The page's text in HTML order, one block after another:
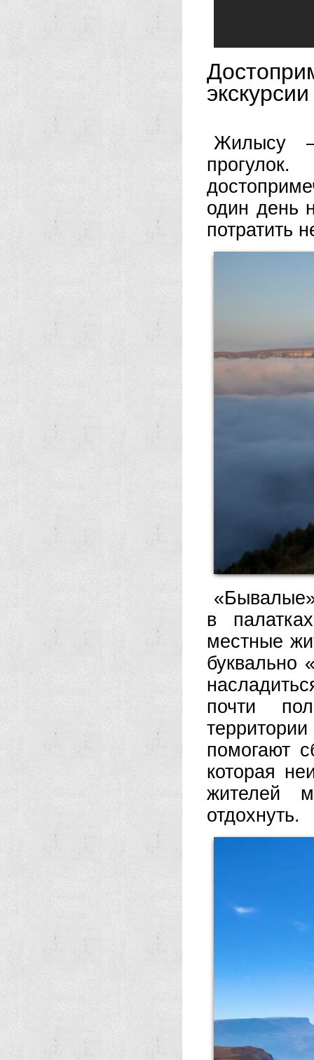
Жилысу
один день
потратить
в
местные
буквально
почти
помогают
которая
жителей
отдохнуть.